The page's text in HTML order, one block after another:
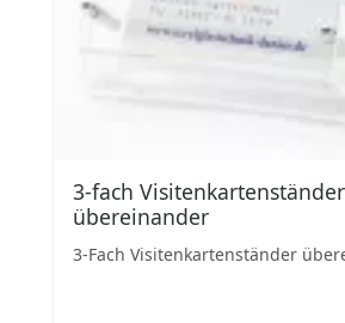
3-fach Visitenkartenständer
übereinander
3-Fach Visitenkartenständer